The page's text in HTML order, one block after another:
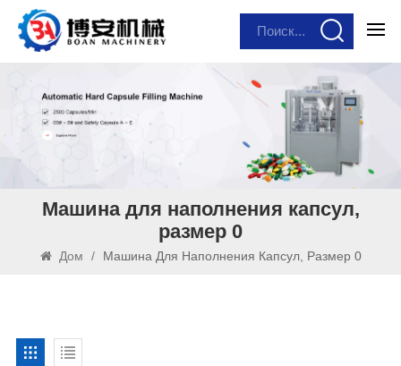
Машина для наполнения капсул,
размер 0
Дом / Машина Для Наполнения Капсул, Размер 0